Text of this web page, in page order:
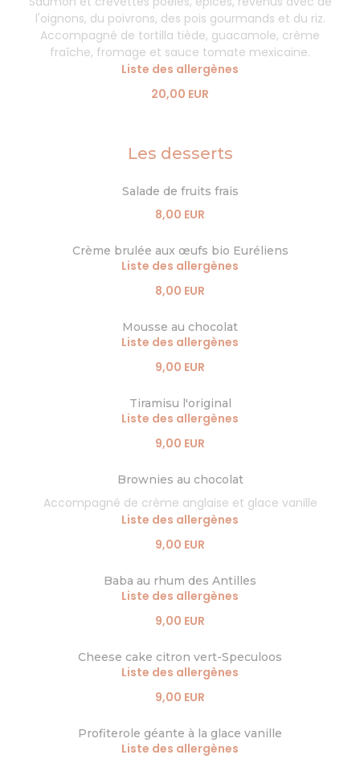
l'oignons, du poivrons, des pois gourmands et du riz.
Accompagné de tortilla tiède, guacamole, crème
fraîche, fromage et sauce tomate mexicaine.
Liste des allergènes
20,00 EUR
Les desserts
Salade de fruits frais
8,00 EUR
Crème brulée aux œufs bio Euréliens
Liste des allergènes
8,00 EUR
Mousse au chocolat
Liste des allergènes
9,00 EUR
Tiramisu l'original
Liste des allergènes
9,00 EUR
Brownies au chocolat
Accompagné de crème anglaise et glace vanille
Liste des allergènes
9,00 EUR
Baba au rhum des Antilles
Liste des allergènes
9,00 EUR
Cheese cake citron vert-Speculoos
Liste des allergènes
9,00 EUR
Profiterole géante à la glace vanille
Liste des allergènes